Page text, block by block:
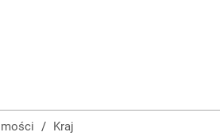
Miller i Komorowski mówią o
/ Kraj